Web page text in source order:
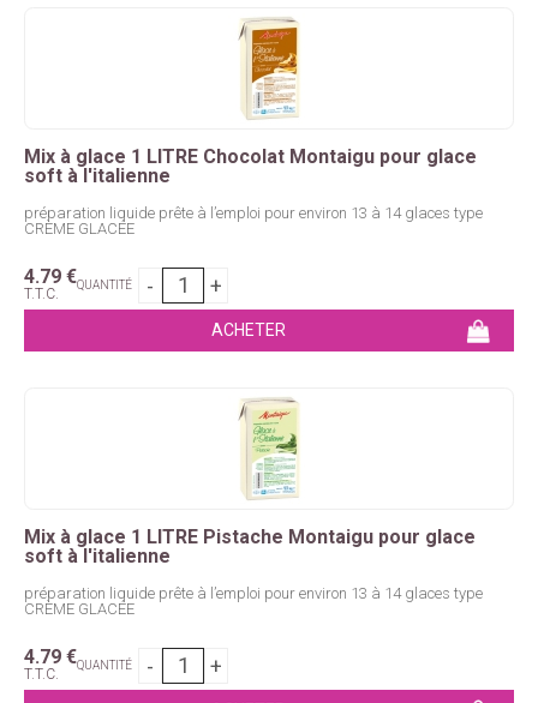
Mix à glace 1 LITRE Chocolat Montaigu pour glace
soft à l'italienne
préparation liquide prête à l’emploi pour environ 13 à 14 glaces type
CRÈME GLACÉE
4.79 €
T.T.C. QUANTITÉ
Mix à glace 1 LITRE Pistache Montaigu pour glace
soft à l'italienne
préparation liquide prête à l’emploi pour environ 13 à 14 glaces type
CRÈME GLACÉE
4.79 €
T.T.C. QUANTITÉ